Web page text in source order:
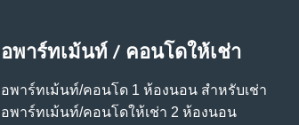
อพาร์ทเม้นท์ / คอนโดให้เช่า
อพาร์ทเม้นท์/คอนโด 1 ห้องนอน สําหรับเช่า
อพาร์ทเม้นท์/คอนโดให้เช่า 2 ห้องนอน